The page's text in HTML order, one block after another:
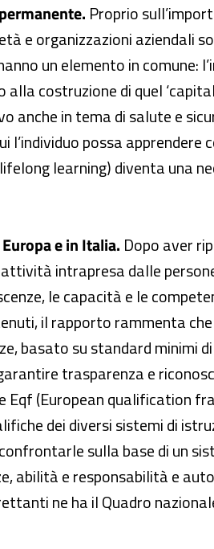
Proprio
e organizzazioni aziendali
un elemento in comune:
costruzione di quel
anche in tema di salute e
possa
learning) diventa una
e in Italia. Dopo aver
intrapresa dalle
le capacità e le
il rapporto rammenta
basato su standard minimi
trasparenza e
Eqf (European qualification
dei diversi sistemi di
sulla base di un
abilità e responsabilità e
ne ha il Quadro